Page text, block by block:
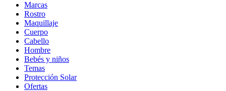
Marcas
Rostro
Maquillaje
Cuerpo
Cabello
Hombre
Bebés y niños
Temas
Protección Solar
Ofertas